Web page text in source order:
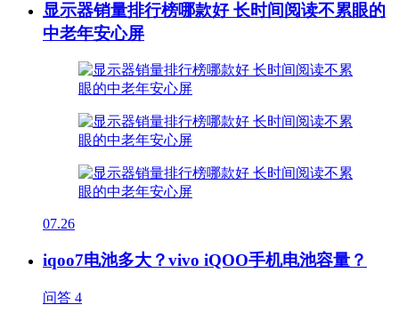
显示器销量排行榜哪款好 长时间阅读不累眼的
中老年安心屏
07.26
iqoo7电池多大？vivo iQOO手机电池容量？
问答 4